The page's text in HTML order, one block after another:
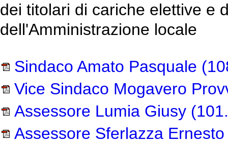
dei titolari di cariche elettive e
dell'Amministrazione locale
Sindaco Amato Pasquale
Vice Sindaco Mogavero
Assessore Lumia Giusy
Assessore Sferlazza Ernesto